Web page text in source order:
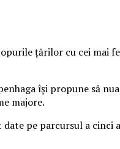
ţărilor cu cei
îşi propune să
majore.
pe parcursul a